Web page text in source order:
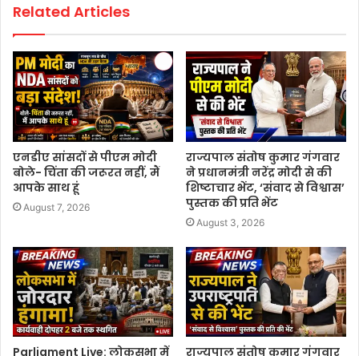
Related Articles
एनडीए सांसदों से पीएम मोदी
बोले- चिंता की जरूरत नहीं, मैं
आपके साथ हूं
August 7, 2026
राज्यपाल संतोष कुमार गंगवार
ने प्रधानमंत्री नरेंद्र मोदी से की
शिष्टाचार भेंट, ‘संवाद से विश्वास’
पुस्तक की प्रति भेंट
August 3, 2026
Parliament Live: लोकसभा में राज्यपाल संतोष कुमार गंगवार